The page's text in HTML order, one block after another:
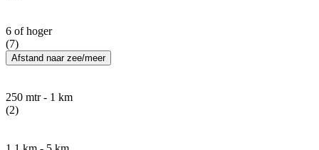
6 of hoger
(7)
Afstand naar zee/meer
250 mtr - 1 km
(2)